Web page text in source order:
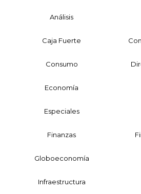
Análisis
Caja Fuerte
Consumo
Economía
Especiales
Finanzas
Globoeconomía
Infraestructura